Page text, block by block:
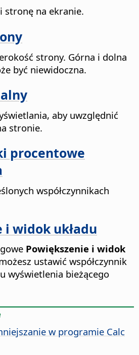
stronę na ekranie.
strony. Górna i dolna
być niewidoczna.
aby uwzględnić
stronie.
procentowe
współczynnikach
i widok układu
Powiększenie i widok
ustawić współczynnik
wyświetlenia bieżącego
w programie Calc